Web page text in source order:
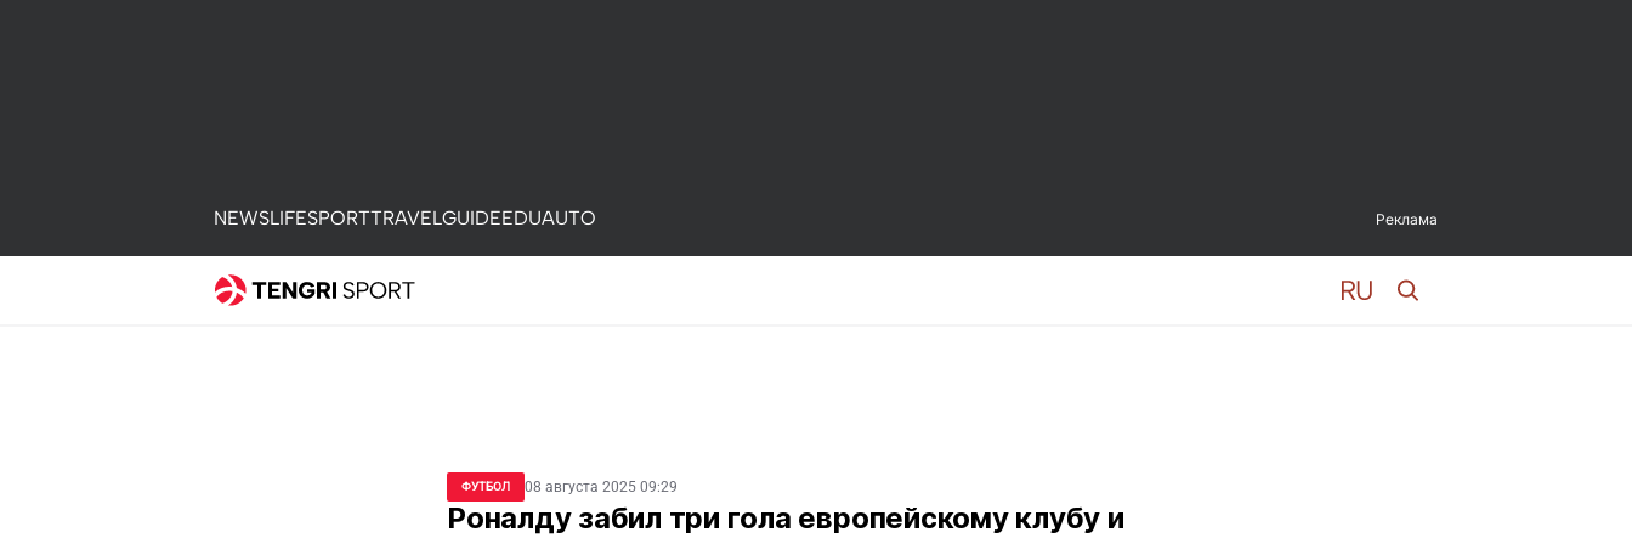
NEWSLIFESPORTTRAVELGUIDEEDUAUTO Реклама
ФУТБОЛ 08 августа 2025 09:29
Роналду забил три гола европейскому клубу и